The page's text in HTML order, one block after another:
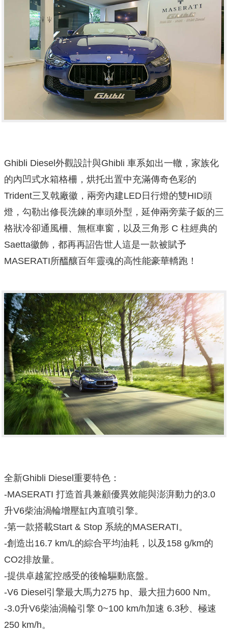
Ghibli Diesel外觀設計與Ghibli 車系如出一轍，家族化
的內凹式水箱格柵，烘托出置中充滿傳奇色彩的
Trident三叉戟廠徽，兩旁內建LED日行燈的雙HID頭
燈，勾勒出修長洗鍊的車頭外型，延伸兩旁葉子鈑的三
格狀冷卻通風柵、無框車窗，以及三角形 C 柱經典的
Saetta徽飾，都再再詔告世人這是一款被賦予
MASERATI所醞釀百年靈魂的高性能豪華轎跑！
全新Ghibli Diesel重要特色：
-MASERATI 打造首具兼顧優異效能與澎湃動力的3.0
升V6柴油渦輪增壓缸內直噴引擎。
-第一款搭載Start & Stop 系統的MASERATI。
-創造出16.7 km/L的綜合平均油耗，以及158 g/km的
CO2排放量。
-提供卓越駕控感受的後輪驅動底盤。
-V6 Diesel引擎最大馬力275 hp、最大扭力600 Nm。
-3.0升V6柴油渦輪引擎 0~100 km/h加速 6.3秒、極速
250 km/h。